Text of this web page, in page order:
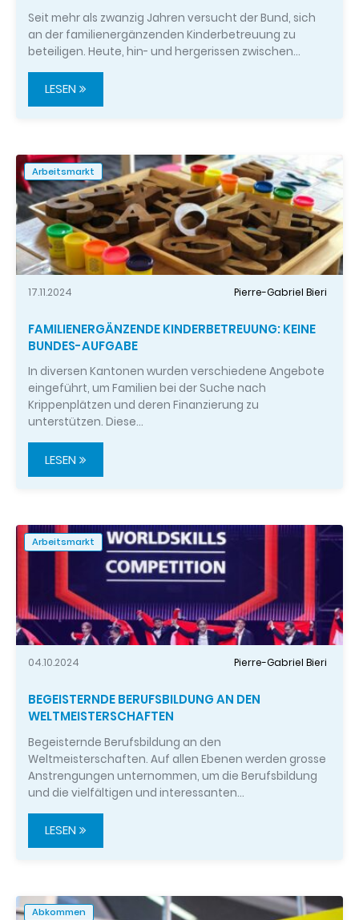
Seit mehr als zwanzig Jahren versucht der Bund, sich
an der familienergänzenden Kinderbetreuung zu
beteiligen. Heute, hin- und hergerissen zwischen…
LESEN
Arbeitsmarkt
17.11.2024 Pierre-Gabriel Bieri
FAMILIENERGÄNZENDE KINDERBETREUUNG: KEINE
BUNDES-AUFGABE
In diversen Kantonen wurden verschiedene Angebote
eingeführt, um Familien bei der Suche nach
Krippenplätzen und deren Finanzierung zu
unterstützen. Diese…
LESEN
Arbeitsmarkt
04.10.2024 Pierre-Gabriel Bieri
BEGEISTERNDE BERUFSBILDUNG AN DEN
WELTMEISTERSCHAFTEN
Begeisternde Berufsbildung an den
Weltmeisterschaften. Auf allen Ebenen werden grosse
Anstrengungen unternommen, um die Berufsbildung
und die vielfältigen und interessanten…
LESEN
Abkommen